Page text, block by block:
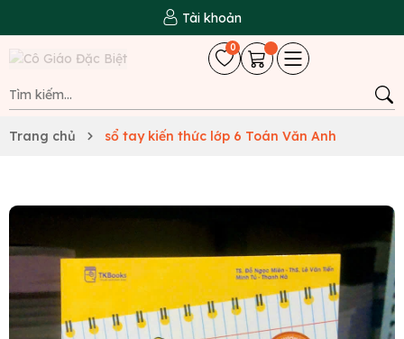
Tài khoản
0
Trang chủ sổ tay kiến thức lớp 6 Toán Văn Anh